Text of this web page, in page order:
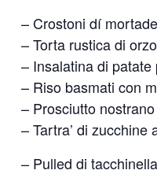
– Crostoni dí
– ⁠Torta rustica di
– ⁠Insalatina di patate
– ⁠Riso basmati con
– ⁠Prosciutto
– ⁠Tartra’ di
– Pulled di